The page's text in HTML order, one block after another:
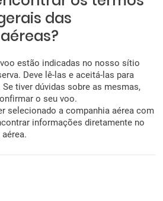
das
estão indicadas no nosso sítio
Deve lê-las e aceitá-las para
tiver dúvidas sobre as mesmas,
o seu voo.
selecionado a companhia aérea com
informações diretamente no